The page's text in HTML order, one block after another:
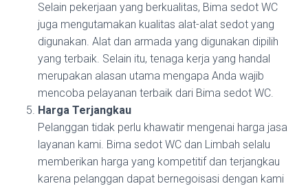
Selain pekerjaan yang berkualitas, Bima sedot WC
juga mengutamakan kualitas alat-alat sedot yang
digunakan. Alat dan armada yang digunakan dipilih
yang terbaik. Selain itu, tenaga kerja yang handal
merupakan alasan utama mengapa Anda wajib
mencoba pelayanan terbaik dari Bima sedot WC.
Harga Terjangkau
Pelanggan tidak perlu khawatir mengenai harga jasa
layanan kami. Bima sedot WC dan Limbah selalu
memberikan harga yang kompetitif dan terjangkau
karena pelanggan dapat bernegoisasi dengan kami